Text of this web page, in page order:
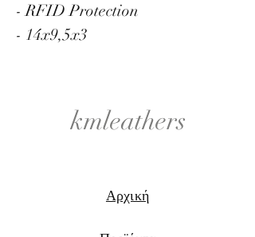
- RFID Protection
- 14x9,5x3
kmleathers
Αρχική